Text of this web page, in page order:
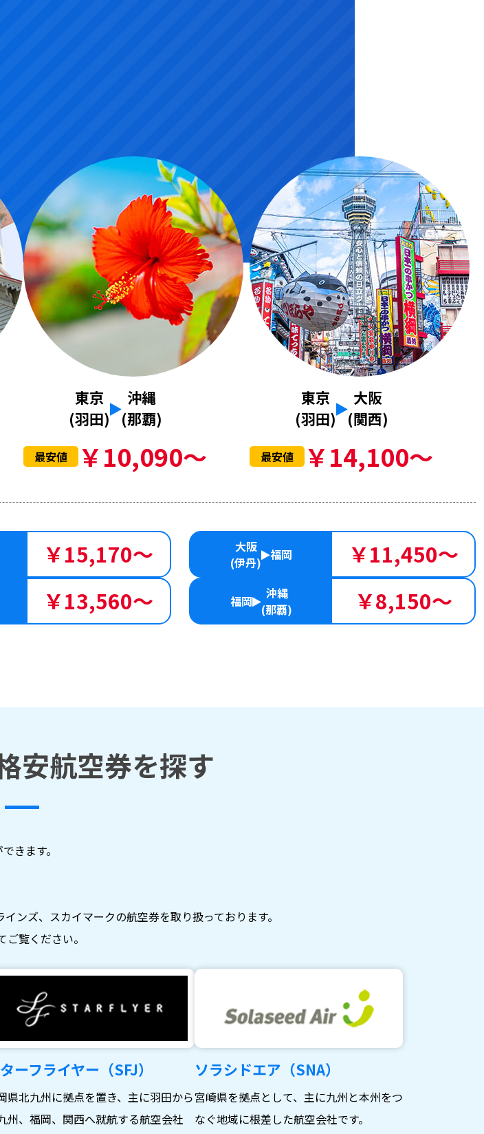
東京
(羽田)
沖縄
(那覇)
最安値 ￥10,090～
東京
(羽田)
大阪
(関西)
最安値 ￥14,100～
￥15,170～
大阪
(伊丹) 福岡 ￥11,450～
￥13,560～ 福岡
沖縄
(那覇)
￥8,150～
安航空券を探す
きます。
ンズ、スカイマークの航空券を取り扱っております。
覧ください。
ーフライヤー（SFJ）
県北九州に拠点を置き、主に羽田から
州、福岡、関西へ就航する航空会社
ソラシドエア（SNA）
宮崎県を拠点として、主に九州と本州をつ
なぐ地域に根差した航空会社です。